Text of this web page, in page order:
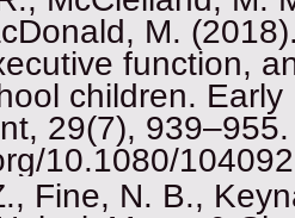
M.
function,
children.
29(7), 939–955.
10.1080/
Fine, N. B.,